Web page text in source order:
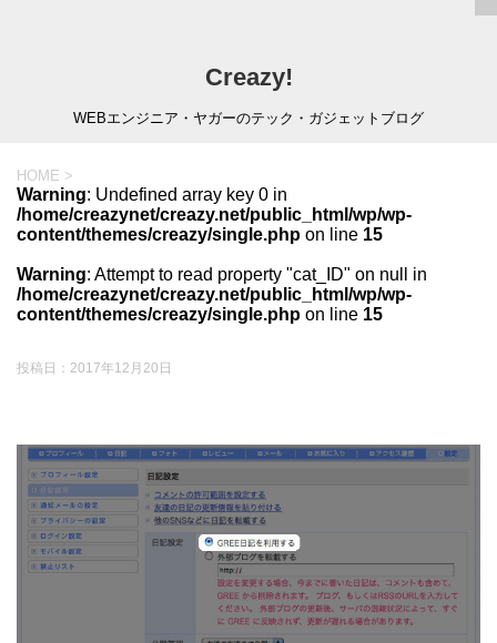
Creazy!
WEBエンジニア・ヤガーのテック・ガジェットブログ
HOME >
Warning: Undefined array key 0 in
/home/creazynet/creazy.net/public_html/wp/wp-
content/themes/creazy/single.php on line 15
Warning: Attempt to read property "cat_ID" on null in
/home/creazynet/creazy.net/public_html/wp/wp-
content/themes/creazy/single.php on line 15
投稿日： 2017年12月20日